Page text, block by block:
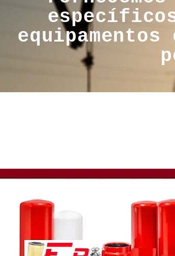
™®©Todos os direitos reservador
empresa Filtroparts.